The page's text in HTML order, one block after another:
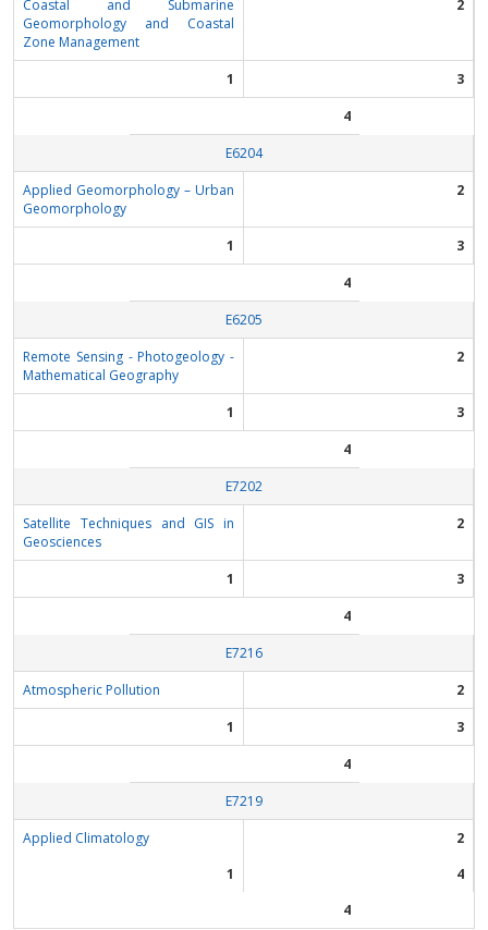
Coastal and Submarine
Geomorphology and Coastal
Zone Management
2
1
3
4
Ε6204
Applied Geomorphology – Urban
Geomorphology
2
1
3
4
Ε6205
Remote Sensing - Photogeology -
Mathematical Geography
2
1
3
4
Ε7202
Satellite Techniques and GIS in
Geosciences
2
1
3
4
Ε7216
Atmospheric Pollution
2
1
3
4
Ε7219
Applied Climatology
2
1
4
4